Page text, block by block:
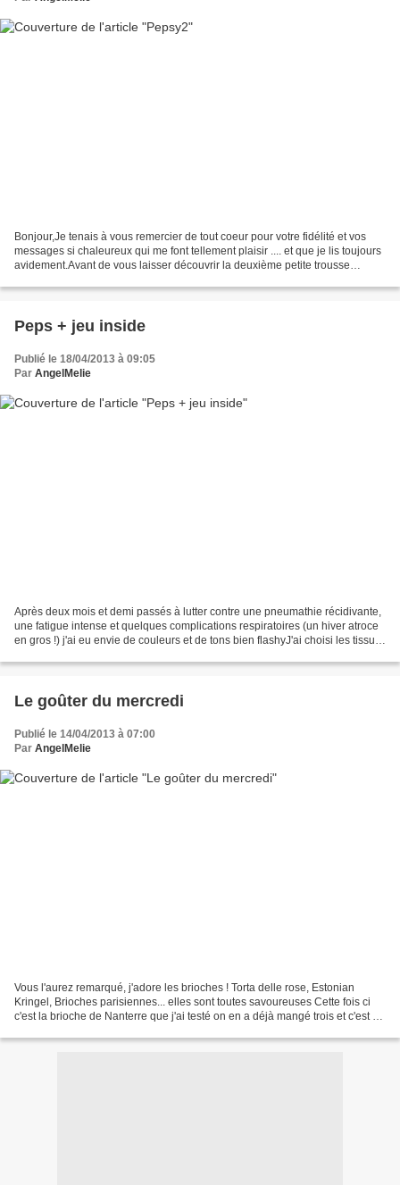
Bonjour,Je tenais à vous remercier de tout coeur pour votre fidélité et vos
messages si chaleureux qui me font tellement plaisir .... et que je lis toujours
avidement.Avant de vous laisser découvrir la deuxième petite trousse
Peps + jeu inside
Publié le 18/04/2013 à 09:05
Par AngelMelie
Après deux mois et demi passés à lutter contre une pneumathie récidivante,
une fatigue intense et quelques complications respiratoires (un hiver atroce
en gros !) j'ai eu envie de couleurs et de tons bien flashyJ'ai choisi les tissus
Le goûter du mercredi
Publié le 14/04/2013 à 07:00
Par AngelMelie
Vous l'aurez remarqué, j'adore les brioches ! Torta delle rose, Estonian
Kringel, Brioches parisiennes... elles sont toutes savoureuses Cette fois ci
c'est la brioche de Nanterre que j'ai testé on en a déjà mangé trois et c'est un